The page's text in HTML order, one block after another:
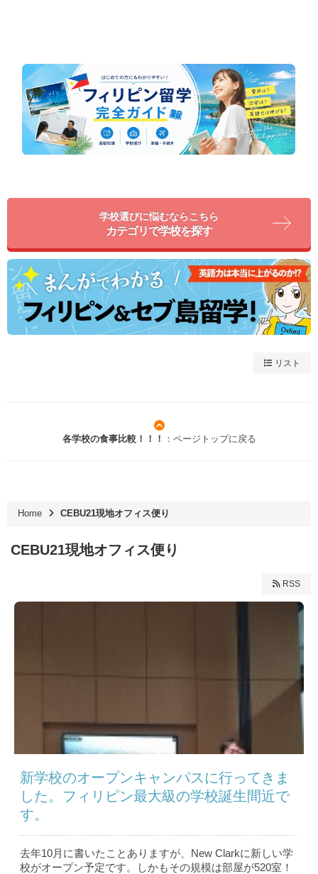
学校選びに悩むならこちら
カテゴリで学校を探す
リスト
各学校の食事比較！！！ ：ページトップに戻る
Home CEBU21現地オフィス便り
CEBU21現地オフィス便り
RSS
新学校のオープンキャンパスに行ってきま
した。フィリピン最大級の学校誕生間近で
す。
去年10月に書いたことありますが、New Clarkに新しい学
校がオープン予定です。しかもその規模は部屋が520室！